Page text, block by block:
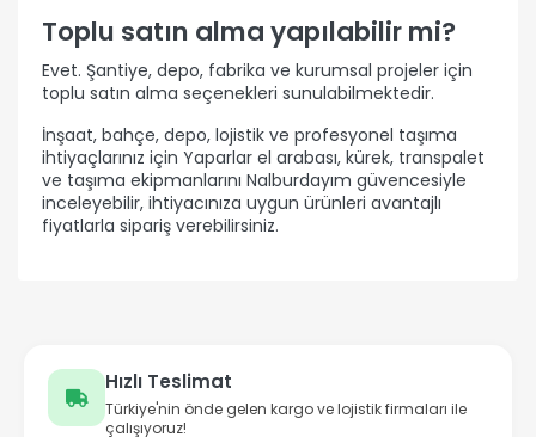
Toplu satın alma yapılabilir mi?
Evet. Şantiye, depo, fabrika ve kurumsal projeler için
toplu satın alma seçenekleri sunulabilmektedir.
İnşaat, bahçe, depo, lojistik ve profesyonel taşıma
ihtiyaçlarınız için Yaparlar el arabası, kürek, transpalet
ve taşıma ekipmanlarını Nalburdayım güvencesiyle
inceleyebilir, ihtiyacınıza uygun ürünleri avantajlı
fiyatlarla sipariş verebilirsiniz.
Hızlı Teslimat
Türkiye'nin önde gelen kargo ve lojistik firmaları ile
çalışıyoruz!